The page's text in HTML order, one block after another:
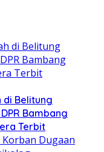
di Belitung
Bambang
Terbit